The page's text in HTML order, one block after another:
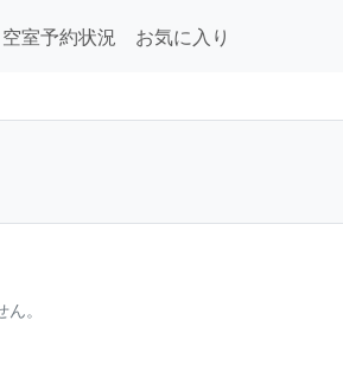
空室予約状況
お気に入り
。